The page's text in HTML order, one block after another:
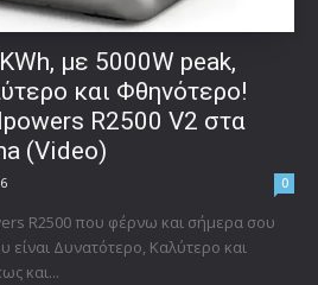
με 5000W peak,
και Φθηνότερο!
R2500 V2 στα
(Video)
0
R2500 που φέρνω και σήμερα σου
Δυνατότερο, Καλύτερο και
και...